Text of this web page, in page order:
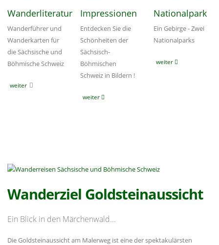
Wanderliteratur
Wanderführer und
Wanderkarten für
die Sächsische und
Böhmische Schweiz
weiter
Impressionen
Entdecken Sie die
Schönheiten der
Sächsisch-
Böhmischen
Schweiz in Bildern !
weiter
Nationalpark
Ein Gebirge - Zwei
Nationalparks
weiter
Wanderziel Goldsteinaussicht
Ein Blick in den Märchenwald...
Die Goldsteinaussicht am Malerweg ist eine der spektakulärsten